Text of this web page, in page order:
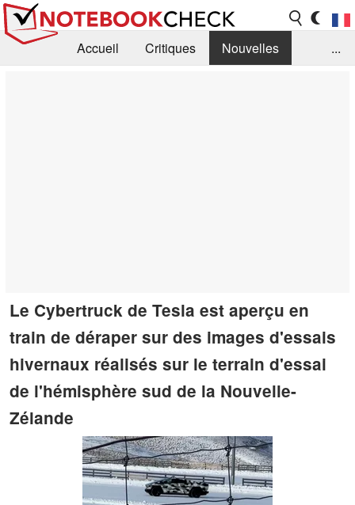
Accueil Critiques
Nouvelles
...
Le Cybertruck de Tesla est aperçu en
train de déraper sur des images d'essais
hivernaux réalisés sur le terrain d'essai
de l'hémisphère sud de la Nouvelle-
Zélande